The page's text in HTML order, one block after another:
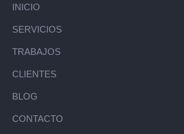
INICIO
SERVICIOS
TRABAJOS
CLIENTES
BLOG
CONTACTO